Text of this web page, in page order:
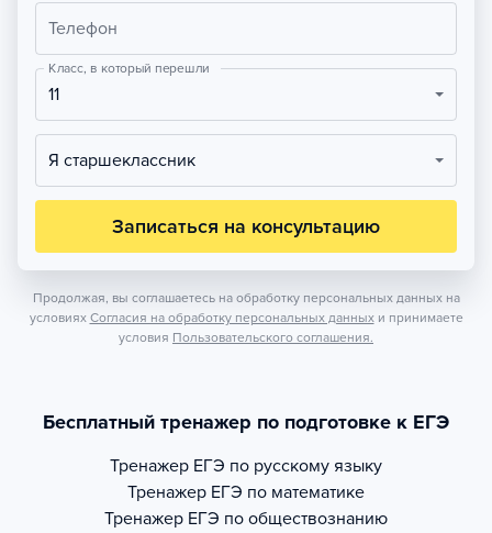
Телефон
Класс, в который перешли
11
Я старшеклассник
Записаться на консультацию
Продолжая, вы соглашаетесь на обработку персональных данных на
условиях Согласия на обработку персональных данных и принимаете
условия Пользовательского соглашения.
Бесплатный тренажер по подготовке к ЕГЭ
Тренажер ЕГЭ по русскому языку
Тренажер ЕГЭ по математике
Тренажер ЕГЭ по обществознанию